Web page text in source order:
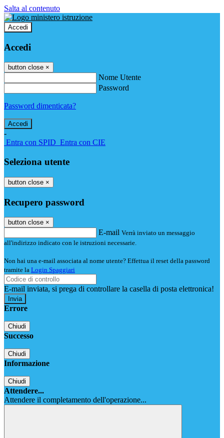
Salta al contenuto
Accedi
Accedi
button close ×
Nome Utente
Password
Password dimenticata?
-
Entra con SPID Entra con CIE
Seleziona utente
button close ×
Recupero password
button close ×
E-mail Verrà inviato un messaggio
all'indirizzo indicato con le istruzioni necessarie.
Non hai una e-mail associata al nome utente? Effettua il reset della password
tramite la Login Spaggiari
E-mail inviata, si prega di controllare la casella di posta elettronica!
Errore
Chiudi
Successo
Chiudi
Informazione
Chiudi
Attendere...
Attendere il completamento dell'operazione...